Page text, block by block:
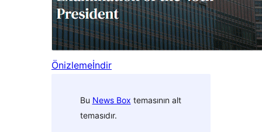
Önizlemeİndir
Bu News Box temasının alt
temasıdır.